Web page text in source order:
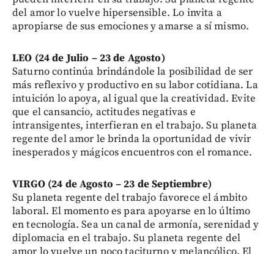
del amor lo vuelve hipersensible. Lo invita a
apropiarse de sus emociones y amarse a sí mismo.
LEO (24 de Julio – 23 de Agosto)
Saturno continúa brindándole la posibilidad de ser
más reflexivo y productivo en su labor cotidiana. La
intuición lo apoya, al igual que la creatividad. Evite
que el cansancio, actitudes negativas e
intransigentes, interfieran en el trabajo. Su planeta
regente del amor le brinda la oportunidad de vivir
inesperados y mágicos encuentros con el romance.
VIRGO (24 de Agosto – 23 de Septiembre)
Su planeta regente del trabajo favorece el ámbito
laboral. El momento es para apoyarse en lo último
en tecnología. Sea un canal de armonía, serenidad y
diplomacia en el trabajo. Su planeta regente del
amor lo vuelve un poco taciturno y melancólico. El